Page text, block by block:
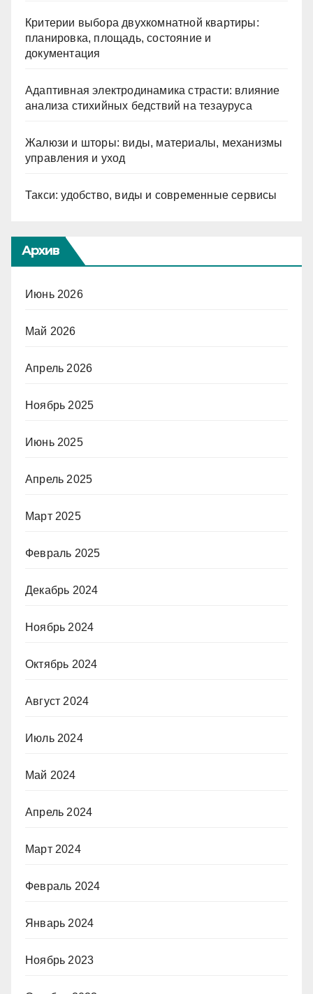
Критерии выбора двухкомнатной квартиры:
планировка, площадь, состояние и
документация
Адаптивная электродинамика страсти: влияние
анализа стихийных бедствий на тезауруса
Жалюзи и шторы: виды, материалы, механизмы
управления и уход
Такси: удобство, виды и современные сервисы
Архив
Июнь 2026
Май 2026
Апрель 2026
Ноябрь 2025
Июнь 2025
Апрель 2025
Март 2025
Февраль 2025
Декабрь 2024
Ноябрь 2024
Октябрь 2024
Август 2024
Июль 2024
Май 2024
Апрель 2024
Март 2024
Февраль 2024
Январь 2024
Ноябрь 2023